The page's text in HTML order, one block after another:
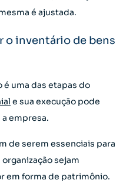
é ajustada.
o inventário de bens
é uma das etapas do
e sua execução pode
empresa.
de serem essenciais para
sejam
em forma de patrimônio.